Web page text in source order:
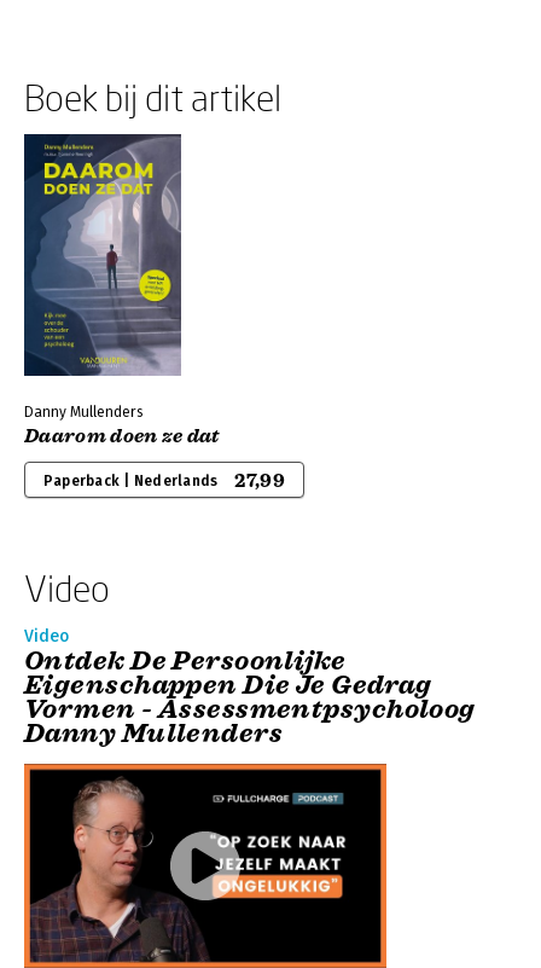
Boek bij dit artikel
Danny Mullenders
Daarom doen ze dat
Paperback | Nederlands 27,99
Video
Video
Ontdek De Persoonlijke
Eigenschappen Die Je Gedrag
Vormen - Assessmentpsycholoog
Danny Mullenders